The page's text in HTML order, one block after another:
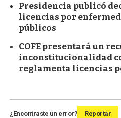
Presidencia publicó
licencias por
públicos
COFE presentará un
inconstitucionalidad
reglamenta licencias
¿Encontraste un error? Reportar